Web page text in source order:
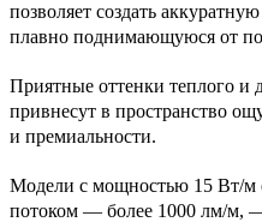
позволяет создать
плавно поднимающуюся от
Приятные оттенки теплого и
привнесут в пространство
и премиальности.
Модели с мощностью 15 Вт/м
потоком — более 1000 лм/м,